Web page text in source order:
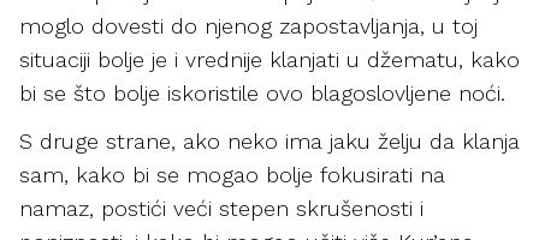
moglo dovesti do njenog zapostavljanja, u toj
situaciji bolje je i vrednije klanjati u džematu, kako
bi se što bolje iskoristile ovo blagoslovljene noći.
S druge strane, ako neko ima jaku želju da klanja
sam, kako bi se mogao bolje fokusirati na
namaz, postići veći stepen skrušenosti i